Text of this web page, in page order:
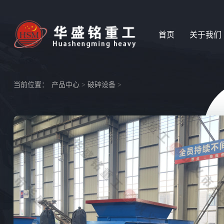
首页 关于我们
当前位置： 产品中心> 破碎设备>